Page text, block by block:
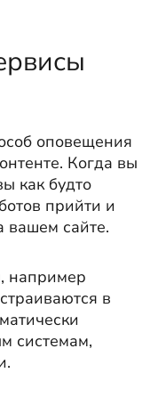
оповещения
Когда вы
как будто
прийти и
вашем сайте.
например
в
системам,